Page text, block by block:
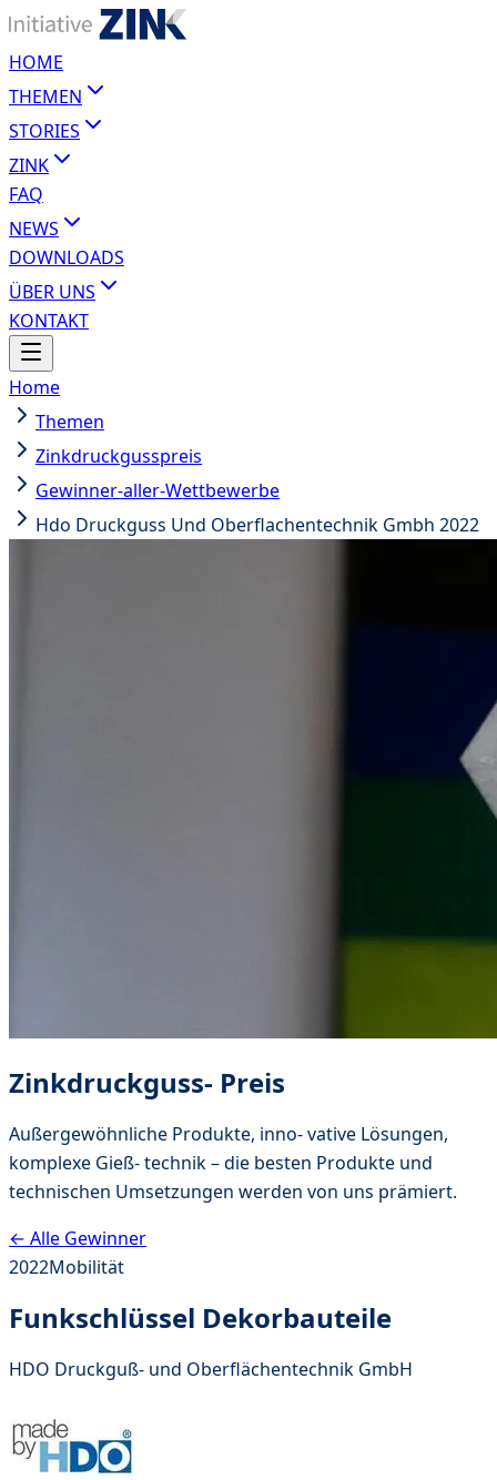
HOME
THEMEN
STORIES
ZINK
FAQ
NEWS
DOWNLOADS
ÜBER UNS
KONTAKT
Home
Themen
Zinkdruckgusspreis
Gewinner-aller-Wettbewerbe
Hdo Druckguss Und Oberflachentechnik Gmbh 2022
Zinkdruckguss- Preis
Außergewöhnliche Produkte, inno- vative Lösungen,
komplexe Gieß- technik – die besten Produkte und
technischen Umsetzungen werden von uns prämiert.
← Alle Gewinner
2022Mobilität
Funkschlüssel Dekorbauteile
HDO Druckguß- und Oberflächentechnik GmbH